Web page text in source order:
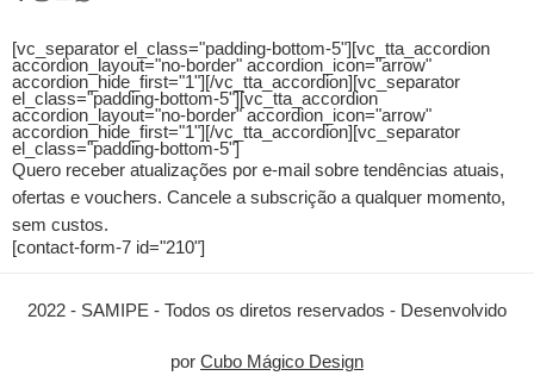
[vc_separator el_class="padding-bottom-5"][vc_tta_accordion
accordion_layout="no-border" accordion_icon="arrow"
accordion_hide_first="1"] [/vc_tta_accordion][vc_separator
el_class="padding-bottom-5"][vc_tta_accordion
accordion_layout="no-border" accordion_icon="arrow"
accordion_hide_first="1"] [/vc_tta_accordion][vc_separator
el_class="padding-bottom-5"]
Quero receber atualizações por e-mail sobre tendências atuais,
ofertas e vouchers. Cancele a subscrição a qualquer momento,
sem custos.
[contact-form-7 id="210"]
2022 - SAMIPE - Todos os diretos reservados - Desenvolvido
por Cubo Mágico Design